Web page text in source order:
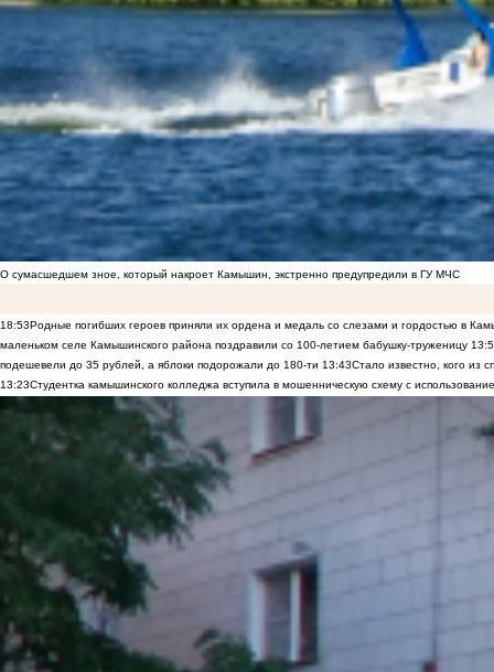
О сумасшедшем зное, который накроет Камышин, экстренно предупредили в ГУ МЧС
18:53Родные погибших героев приняли их ордена и медаль со слезами и гордостью в
маленьком селе Камышинского района поздравили со 100-летием бабушку-труженицу
подешевели до 35 рублей, а яблоки подорожали до 180-ти 13:43Стало известно, кого из
13:23Студентка камышинского колледжа вступила в мошенническую схему с